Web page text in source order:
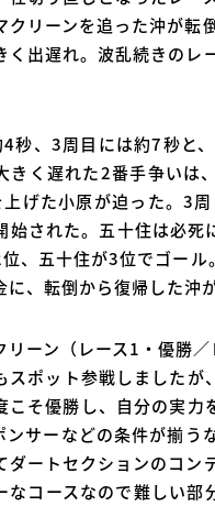
クリーンを追った沖が転
く出遅れ。波乱続きのレ
秒、3周目には約7秒と
きく遅れた2番手争いは
げた小原が迫った。3
始された。五十住は必
、五十住が3位でゴー
に、転倒から復帰した沖
ーン（レース1・優勝／
スポット参戦しました
こそ優勝し、自分の実
ンサーなどの条件が揃
ダートセクションのコン
なコースなので難しい